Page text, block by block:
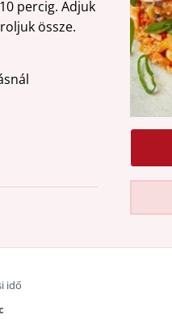
percig. Adjuk
össze.
idő